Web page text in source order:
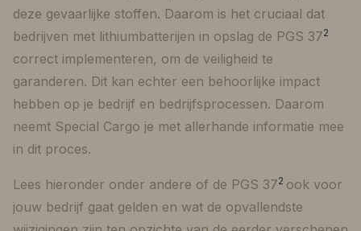
deze gevaarlijke stoffen. Daarom is het cruciaal dat
bedrijven met lithiumbatterijen in opslag de PGS 372
correct implementeren, om de veiligheid te
garanderen. Dit kan echter een behoorlijke impact
hebben op je bedrijf en bedrijfsprocessen. Daarom
neemt Special Cargo je met allerhande informatie mee
in dit proces.
Lees hieronder onder andere of de PGS 372 ook voor
jouw bedrijf gaat gelden en wat de opvallendste